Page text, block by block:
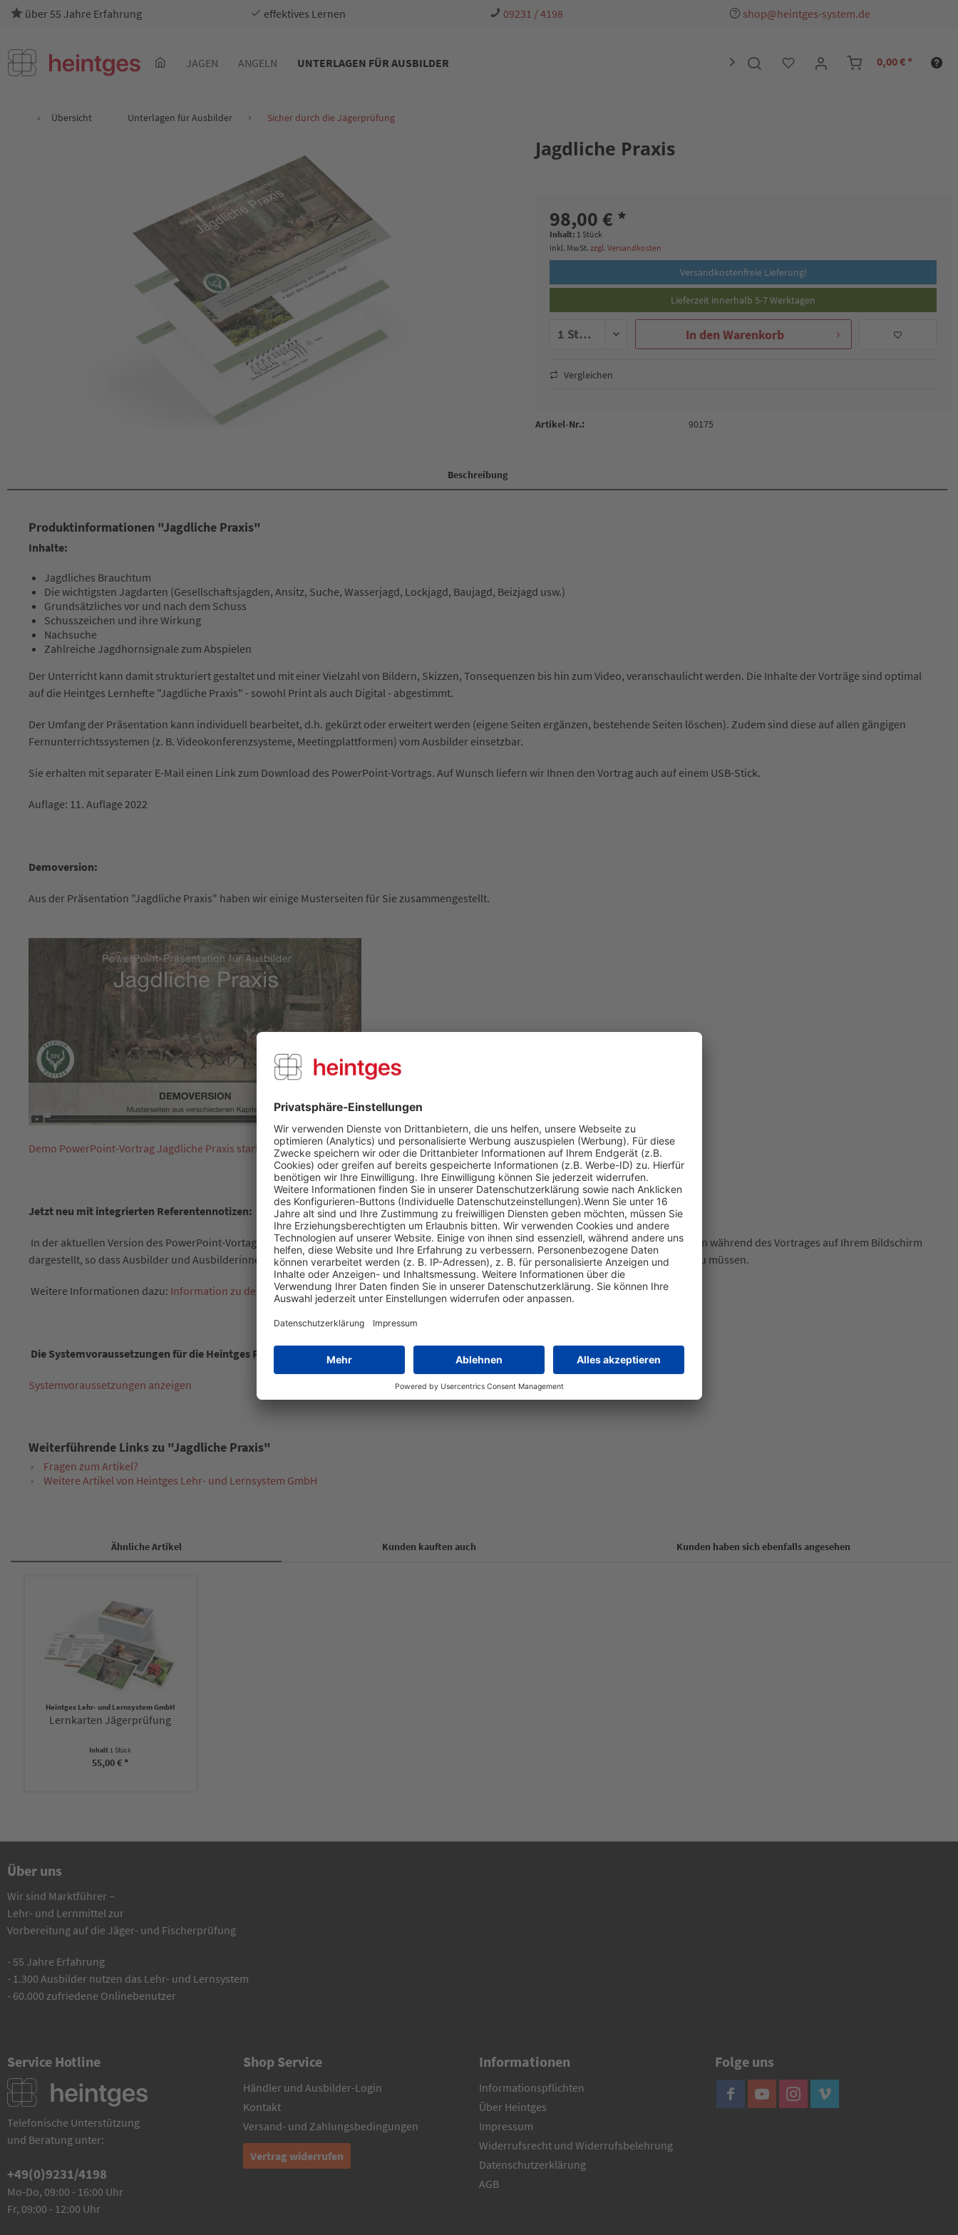
über 55 Jahre Erfahrung effektives Lernen 09231 / 4198 shop@heintges-system.de
JAGEN ANGELN UNTERLAGEN FÜR AUSBILDER  0,00 € *
Übersicht Unterlagen für Ausbilder Sicher durch die Jägerprüfung
Jagdliche Praxis
98,00 € *
Inhalt: 1 Stück
inkl. MwSt.zzgl. Versandkosten
Versandkostenfreie Lieferung!
Lieferzeit innerhalb 5-7 Werktagen
In den Warenkorb
Vergleichen
Artikel-Nr.: 90175
Beschreibung
Produktinformationen "Jagdliche Praxis"
Inhalte:
Jagdliches Brauchtum
Die wichtigsten Jagdarten (Gesellschaftsjagden, Ansitz, Suche, Wasserjagd, Lockjagd, Baujagd, Beizjagd usw.)
Grundsätzliches vor und nach dem Schuss
Schusszeichen und ihre Wirkung
Nachsuche
Zahlreiche Jagdhornsignale zum Abspielen
Der Unterricht kann damit strukturiert gestaltet und mit einer Vielzahl von Bildern, Skizzen, Tonsequenzen bis hin zum Video, veranschaulicht werden. Die Inhalte der Vorträge sind optimal
auf die Heintges Lernhefte "Jagdliche Praxis" - sowohl Print als auch Digital - abgestimmt.
Der Umfang der Präsentation kann individuell bearbeitet, d.h. gekürzt oder erweitert werden (eigene Seiten ergänzen, bestehende Seiten löschen). Zudem sind diese auf allen gängigen
Fernunterrichtssystemen (z. B. Videokonferenzsysteme, Meetingplattformen) vom Ausbilder einsetzbar.
Sie erhalten mit separater E-Mail einen Link zum Download des PowerPoint-Vortrags. Auf Wunsch liefern wir Ihnen den Vortrag auch auf einem USB-Stick.
Auflage: 11. Auflage 2022
Demoversion:
Aus der Präsentation "Jagdliche Praxis" haben wir einige Musterseiten für Sie zusammengestellt.
Demo PowerPoint-Vortrag Jagdliche Praxis starten
Jetzt neu mit integrierten Referentennotizen:
In der aktuellen Version des PowerPoint-Vortages Jagdliche Praxis wurde das Manuskript in den Notizbereich integriert. Diese Notizen werden während des Vortrages auf Ihrem Bildschirm
dargestellt, so dass Ausbilder und Ausbilderinnen bequem den Unterricht halten können, ohne auf ein separates Manuskript zurückgreifen zu müssen.
Weitere Informationen dazu: Information zu den PowerPoint-Vorträgen für Ausbilder
Die Systemvoraussetzungen für die Heintges PowerPoint-Vorträge finden Sie unter diesem Link:
Systemvoraussetzungen anzeigen
Weiterführende Links zu "Jagdliche Praxis"
Fragen zum Artikel?
Weitere Artikel von Heintges Lehr- und Lernsystem GmbH
Ähnliche Artikel Kunden kauften auch Kunden haben sich ebenfalls angesehen
Heintges Lehr- und Lernsystem GmbH
Lernkarten Jägerprüfung
Inhalt 1 Stück
55,00 € *
Über uns
Wir sind Marktführer –
Lehr- und Lernmittel zur
Vorbereitung auf die Jäger- und Fischerprüfung
- 55 Jahre Erfahrung
- 1.300 Ausbilder nutzen das Lehr- und Lernsystem
- 60.000 zufriedene Onlinebenutzer
Service Hotline
Telefonische Unterstützung
und Beratung unter:
+49(0)9231/4198
Mo-Do, 09:00 - 16:00 Uhr
Fr, 09:00 - 12:00 Uhr
Shop Service
Händler und Ausbilder-Login
Kontakt
Versand- und Zahlungsbedingungen
Vertrag widerrufen
Informationen
Informationspflichten
Über Heintges
Impressum
Widerrufsrecht und Widerrufsbelehrung
Datenschutzerklärung
AGB
Folge uns